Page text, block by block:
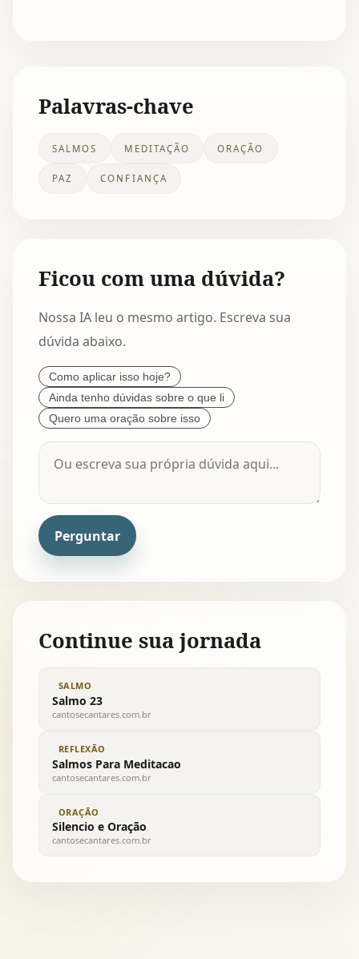
Palavras-chave
SALMOS MEDITAÇÃO ORAÇÃO
PAZ CONFIANÇA
Ficou com uma dúvida?
Nossa IA leu o mesmo artigo. Escreva sua
dúvida abaixo.
Como aplicar isso hoje?
Ainda tenho dúvidas sobre o que li
Quero uma oração sobre isso
Perguntar
Continue sua jornada
SALMO
Salmo 23
cantosecantares.com.br
REFLEXÃO
Salmos Para Meditacao
cantosecantares.com.br
ORAÇÃO
Silencio e Oração
cantosecantares.com.br